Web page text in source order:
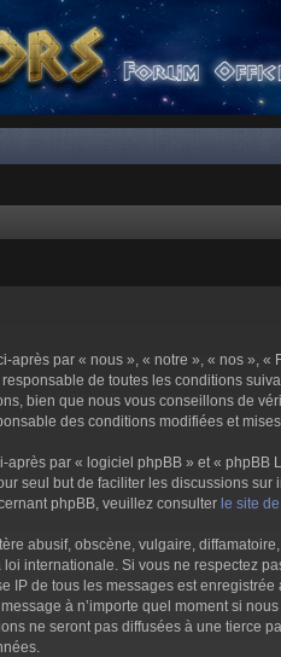
après par « nous », « notre », « nos »,
de toutes les conditions
bien que nous vous conseillons de
des conditions modifiées et
par « logiciel phpBB » et «
seul but de faciliter les discussions
phpBB, veuillez consulter le site
abusif, obscène, vulgaire,
internationale. Si vous ne respectez
IP de tous les messages est
à n’importe quel moment si
ne seront pas diffusées à une tierce